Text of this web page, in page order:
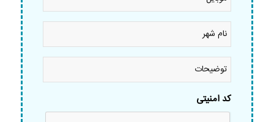
نام
شهر *
توضیحات
کد امنیتی